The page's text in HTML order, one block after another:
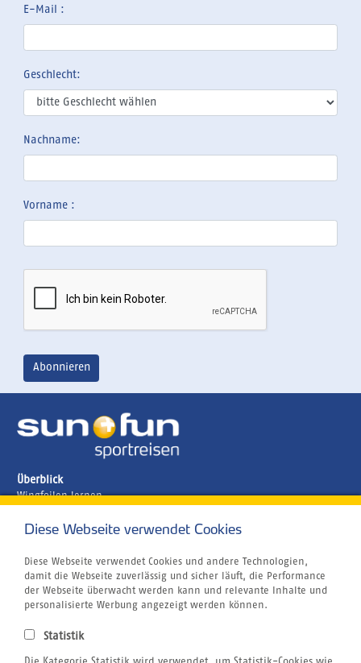
E-Mail :
Geschlecht:
Nachname:
Vorname :
Überblick
Wingfoilen lernen
Brasilien
Kapverden
Marokko
Unternehmen
Airline Blacklist
Diese Webseite verwendet Cookies
Diese Webseite verwendet Cookies und andere Technologien,
damit die Webseite zuverlässig und sicher läuft, die Performance
der Webseite überwacht werden kann und relevante Inhalte und
personalisierte Werbung angezeigt werden können.
Statistik